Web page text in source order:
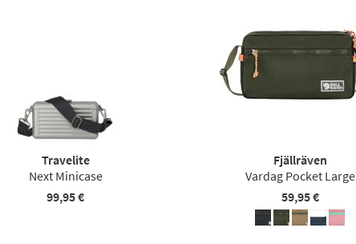
Travelite
Next Minicase
99,95 €
Fjällräven
Vardag Pocket Large
59,95 €